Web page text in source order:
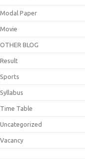
Modal Paper
Movie
OTHER BLOG
Result
Sports
Syllabus
Time Table
Uncategorized
Vacancy